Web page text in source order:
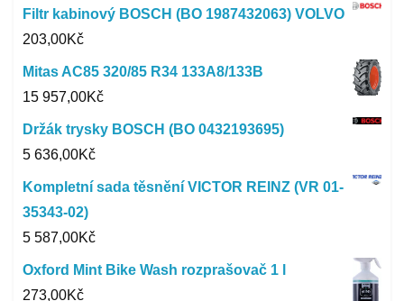
Filtr kabinový BOSCH (BO 1987432063) VOLVO
203,00Kč
Mitas AC85 320/85 R34 133A8/133B
15 957,00Kč
Držák trysky BOSCH (BO 0432193695)
5 636,00Kč
Kompletní sada těsnění VICTOR REINZ (VR 01-
35343-02)
5 587,00Kč
Oxford Mint Bike Wash rozprašovač 1 l
273,00Kč